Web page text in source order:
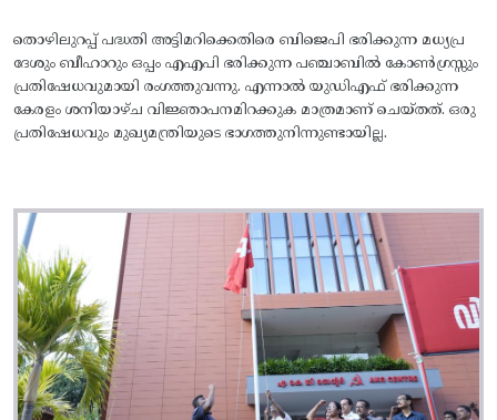
തൊഴിലുറപ്പ് പദ്ധതി അട്ടിമറിക്കെതിരെ ബിജെപി ഭരിക്കുന്ന മധ്യപ്ര
ദേശും ബീഹാറും ഒപ്പം എഎപി ഭരിക്കുന്ന പഞ്ചാബിൽ കോൺഗ്രസ്സും
പ്രതിഷേധവുമായി രംഗത്തുവന്നു. എന്നാൽ യുഡിഎഫ് ഭരിക്കുന്ന
കേരളം ശനിയാഴ്ച വിജ്ഞാപനമിറക്കുക മാത്രമാണ് ചെയ്തത്. ഒരു
പ്രതിഷേധവും മുഖ്യമന്ത്രിയുടെ ഭാഗത്തുനിന്നുണ്ടായില്ല.